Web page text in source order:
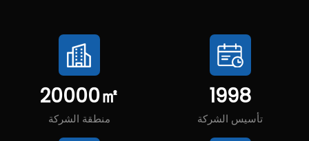
1998
تأسيس الشركة
20000㎡
منطقة الشركة